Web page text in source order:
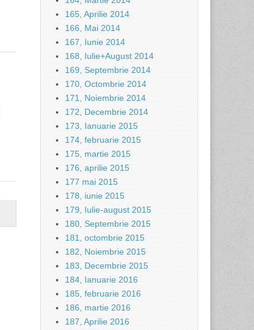
165, Aprilie 2014
166, Mai 2014
167, Iunie 2014
168, Iulie+August 2014
169, Septembrie 2014
170, Octombrie 2014
171, Noiembrie 2014
172, Decembrie 2014
173, Ianuarie 2015
174, februarie 2015
175, martie 2015
176, aprilie 2015
177 mai 2015
178, iunie 2015
179, Iulie-august 2015
180, Septembrie 2015
181, octombrie 2015
182, Noiembrie 2015
183, Decembrie 2015
184, Ianuarie 2016
185, februarie 2016
186, martie 2016
187, Aprilie 2016